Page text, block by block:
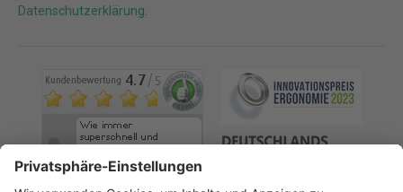
Datenschutzerklärung